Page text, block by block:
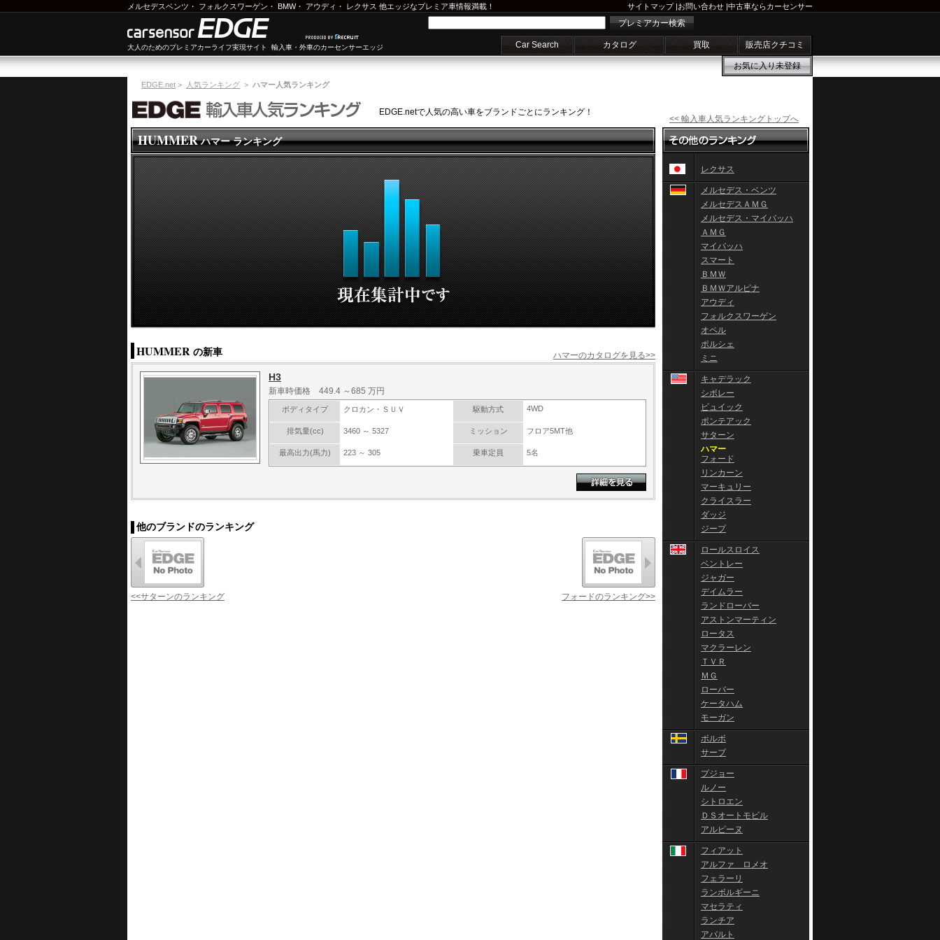
メルセデスベンツ ・ フォルクスワーゲン ・ BMW・ アウディ ・ レクサス 他エッジなプレミア車情報満載！ サイトマップ|お問い合わせ |中古車ならカーセンサー
大人のためのプレミアカーライフ実現サイト 輸入車・外車のカーセンサーエッジ
プレミアカー検索
Car Search カタログ 買取 販売店クチコミ
お気に入り未登録
EDGE.net > 人気ランキング > ハマー人気ランキング
EDGE.netで人気の高い車をブランドごとにランキング！
<< 輸入車人気ランキングトップへ
HUMMERハマー ランキング
HUMMER の新車 ハマーのカタログを見る>>
H3
新車時価格 449.4 ～685 万円
ボディタイプ クロカン・ＳＵＶ 駆動方式 4WD
排気量(cc) 3460 ～ 5327 ミッション フロア5MT他
最高出力(馬力) 223 ～ 305 乗車定員 5名
他のブランドのランキング
<<サターンのランキング フォードのランキング>>
レクサス
メルセデス・ベンツ
メルセデスＡＭＧ
メルセデス・マイバッハ
ＡＭＧ
マイバッハ
スマート
ＢＭＷ
ＢＭＷアルピナ
アウディ
フォルクスワーゲン
オペル
ポルシェ
ミニ
キャデラック
シボレー
ビュイック
ポンテアック
サターン
ハマー
フォード
リンカーン
マーキュリー
クライスラー
ダッジ
ジープ
ロールスロイス
ベントレー
ジャガー
デイムラー
ランドローバー
アストンマーティン
ロータス
マクラーレン
ＴＶＲ
ＭＧ
ローバー
ケータハム
モーガン
ボルボ
サーブ
プジョー
ルノー
シトロエン
ＤＳオートモビル
アルピーヌ
フィアット
アルファ ロメオ
フェラーリ
ランボルギーニ
マセラティ
ランチア
アバルト